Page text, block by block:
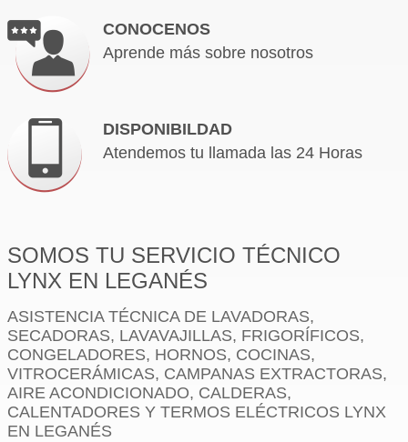
CONOCENOS
Aprende más sobre nosotros
DISPONIBILDAD
Atendemos tu llamada las 24 Horas
SOMOS TU SERVICIO TÉCNICO
LYNX EN LEGANÉS
ASISTENCIA TÉCNICA DE LAVADORAS,
SECADORAS, LAVAVAJILLAS, FRIGORÍFICOS,
CONGELADORES, HORNOS, COCINAS,
VITROCERÁMICAS, CAMPANAS EXTRACTORAS,
AIRE ACONDICIONADO, CALDERAS,
CALENTADORES Y TERMOS ELÉCTRICOS LYNX
EN LEGANÉS